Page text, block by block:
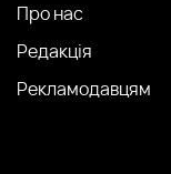
Про нас
Редакція
Рекламодавцям